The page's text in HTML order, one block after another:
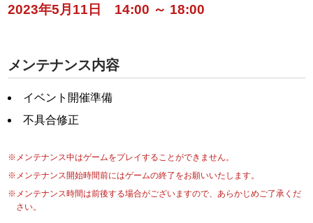
2023年5月11日 14:00 ～ 18:00
メンテナンス内容
イベント開催準備
不具合修正
※メンテナンス中はゲームをプレイすることができません。
※メンテナンス開始時間前にはゲームの終了をお願いいたします。
※メンテナンス時間は前後する場合がございますので、あらかじめご了承くだ
さい。